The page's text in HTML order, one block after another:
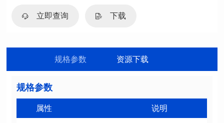
立即查询 下载
规格参数 资源下载
规格参数
属性 说明